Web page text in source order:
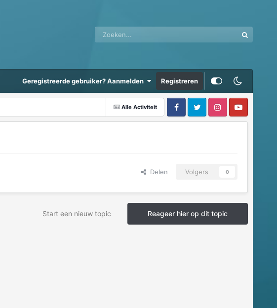
Geregistreerde gebruiker? Aanmelden Registreren
Alle Activiteit
Delen Volgers 0
Reageer hier op dit topic
Start een nieuw topic